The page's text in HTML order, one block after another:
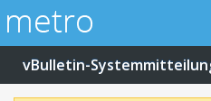
vBulletin-